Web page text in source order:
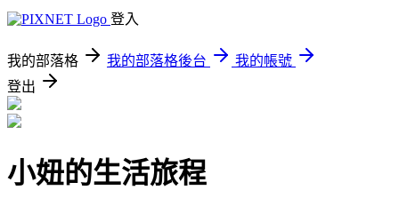
登入
我的部落格 我的部落格後台
我的帳號
登出
小妞的生活旅程